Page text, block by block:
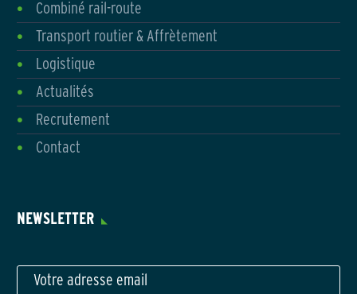
Combiné rail-route
Transport routier & Affrètement
Logistique
Actualités
Recrutement
Contact
NEWSLETTER